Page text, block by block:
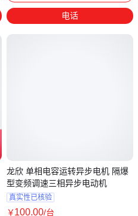
电话
龙欣 单相电容运转异步电机 隔爆
型变频调速三相异步电动机
真实性已核验
￥100.00/台